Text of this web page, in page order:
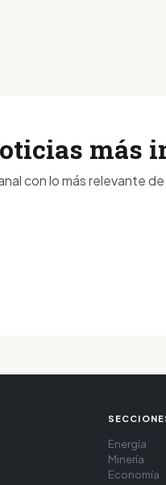
más
con lo más relevante
Energía
Minería
Economía